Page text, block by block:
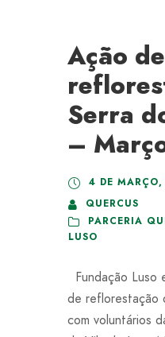
Ação de
Serra
–
4 DE
QUERCUS
PARCERIA
LUSO
Fundação Luso
de reflorestação
com voluntários